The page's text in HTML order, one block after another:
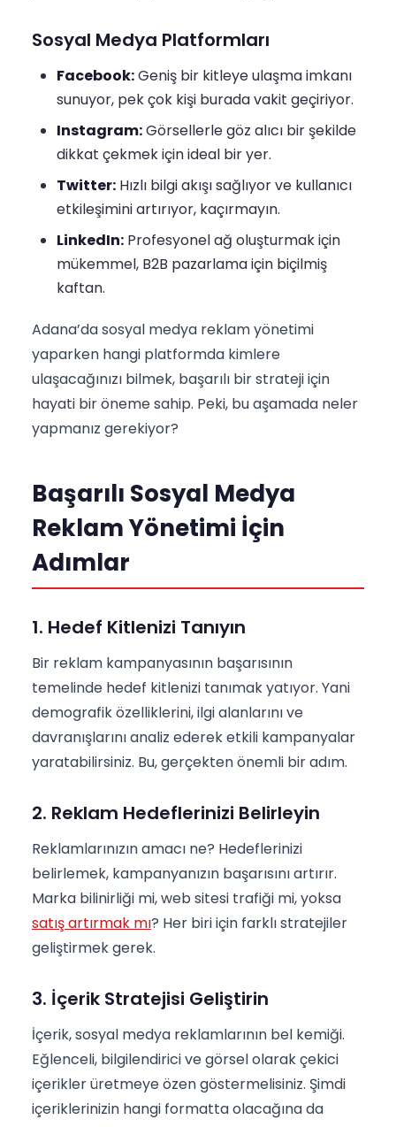
Sosyal Medya Platformları
Facebook:Geniş bir kitleye ulaşma imkanı
sunuyor, pek çok kişi burada vakit geçiriyor.
Instagram:Görsellerle göz alıcı bir şekilde
dikkat çekmek için ideal bir yer.
Twitter: Hızlı bilgi akışı sağlıyor ve kullanıcı
etkileşimini artırıyor, kaçırmayın.
LinkedIn: Profesyonel ağ oluşturmak için
mükemmel, B2B pazarlama için biçilmiş
kaftan.
Adana’da sosyal medya reklam yönetimi
yaparken hangi platformda kimlere
ulaşacağınızı bilmek, başarılı bir strateji için
hayati bir öneme sahip. Peki, bu aşamada neler
yapmanız gerekiyor?
Başarılı Sosyal Medya
Reklam Yönetimi İçin
Adımlar
1. Hedef Kitlenizi Tanıyın
Bir reklam kampanyasının başarısının
temelinde hedef kitlenizi tanımak yatıyor. Yani
demografik özelliklerini, ilgi alanlarını ve
davranışlarını analiz ederek etkili kampanyalar
yaratabilirsiniz. Bu, gerçekten önemli bir adım.
2. Reklam Hedeflerinizi Belirleyin
Reklamlarınızın amacı ne? Hedeflerinizi
belirlemek, kampanyanızın başarısını artırır.
Marka bilinirliği mi, web sitesi trafiği mi, yoksa
satış artırmak mı? Her biri için farklı stratejiler
geliştirmek gerek.
3. İçerik Stratejisi Geliştirin
İçerik, sosyal medya reklamlarının bel kemiği.
Eğlenceli, bilgilendirici ve görsel olarak çekici
içerikler üretmeye özen göstermelisiniz. Şimdi
içeriklerinizin hangi formatta olacağına da